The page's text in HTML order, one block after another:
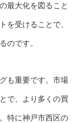
最大化を図ること
を受けることで、
のです。
も重要です。市場
で、より多くの買
特に神戸市西区の